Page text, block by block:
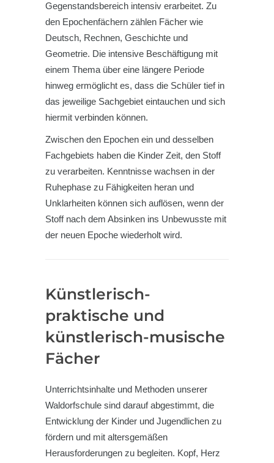
Gegenstandsbereich intensiv erarbeitet. Zu
den Epochenfächern zählen Fächer wie
Deutsch, Rechnen, Geschichte und
Geometrie. Die intensive Beschäftigung mit
einem Thema über eine längere Periode
hinweg ermöglicht es, dass die Schüler tief in
das jeweilige Sachgebiet eintauchen und sich
hiermit verbinden können.
Zwischen den Epochen ein und desselben
Fachgebiets haben die Kinder Zeit, den Stoff
zu verarbeiten. Kenntnisse wachsen in der
Ruhephase zu Fähigkeiten heran und
Unklarheiten können sich auflösen, wenn der
Stoff nach dem Absinken ins Unbewusste mit
der neuen Epoche wiederholt wird.
Künstlerisch-
praktische und
künstlerisch-musische
Fächer
Unterrichtsinhalte und Methoden unserer
Waldorfschule sind darauf abgestimmt, die
Entwicklung der Kinder und Jugendlichen zu
fördern und mit altersgemäßen
Herausforderungen zu begleiten. Kopf, Herz